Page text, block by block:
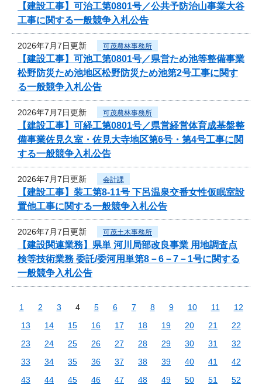
【建設工事】可治工第0801号／公共予防治山事業大谷
工事に関する一般競争入札公告
2026年7月7日更新 可茂農林事務所
【建設工事】可池工第0801号／県営ため池等整備事業
松野防災ため池地区松野防災ため池第2号工事に関す
る一般競争入札公告
2026年7月7日更新 可茂農林事務所
【建設工事】可経工第0801号／県営経営体育成基盤整
備事業佐見久室・佐見大寺地区第6号・第4号工事に関
する一般競争入札公告
2026年7月7日更新 会計課
【建設工事】装工第8-11号 下呂温泉交番女性仮眠室設
置他工事に関する一般競争入札公告
2026年7月7日更新 可茂土木事務所
【建設関連業務】県単 河川局部改良事業 用地調査点
検等技術業務 委託/委河用単第8－6－7－1号に関する
一般競争入札公告
1 2 3 4 5 6 7 8 9 10 11
12
13
14 15 16 17 18 19 20 21
22
23
24 25 26 27 28 29 30 31
32
33
34 35 36 37 38 39 40 41
42
43
44 45 46 47 48 49 50 51
52